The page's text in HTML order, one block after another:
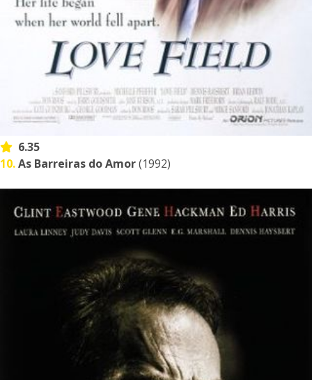
6.35
10.As Barreiras do Amor(1992)